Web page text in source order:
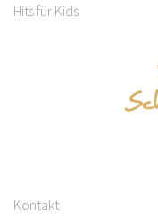
Hits für Kids
Kontakt